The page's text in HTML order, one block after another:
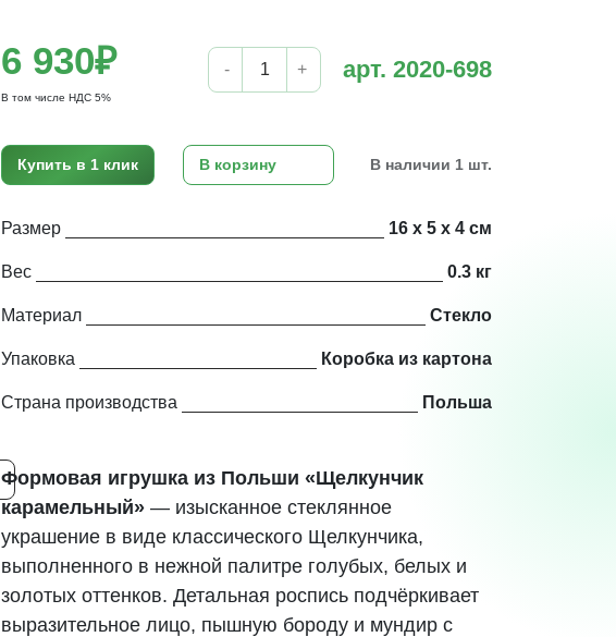
6 930₽
В том числе НДС 5%
- + арт. 2020-698
Купить в 1 клик В корзину В наличии 1 шт.
Размер 16 х 5 х 4 см
Вес 0.3 кг
Материал Стекло
Упаковка Коробка из картона
Страна производства Польша
Формовая игрушка из Польши «Щелкунчик
карамельный» — изысканное стеклянное
украшение в виде классического Щелкунчика,
выполненного в нежной палитре голубых, белых и
золотых оттенков. Детальная роспись подчёркивает
выразительное лицо, пышную бороду и мундир с